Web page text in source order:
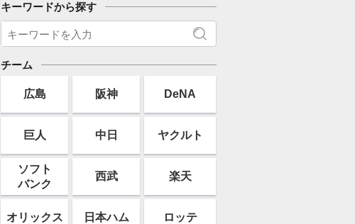
キーワードから探す
チーム
広島 阪神 DeNA
巨人 中日 ヤクルト
ソフト
バンク
西武 楽天
オリックス 日本ハム ロッテ